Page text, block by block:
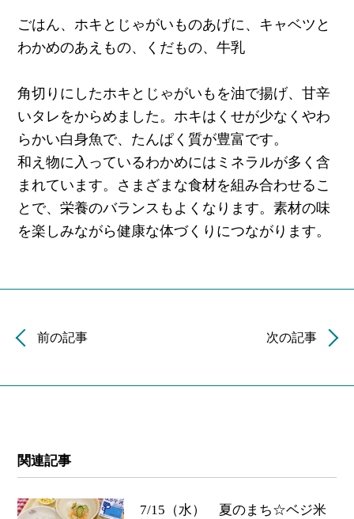
ごはん、ホキとじゃがいものあげに、キャベツと
わかめのあえもの、くだもの、牛乳
角切りにしたホキとじゃがいもを油で揚げ、甘辛
いタレをからめました。ホキはくせが少なくやわ
らかい白身魚で、たんぱく質が豊富です。
和え物に入っているわかめにはミネラルが多く含
まれています。さまざまな食材を組み合わせるこ
とで、栄養のバランスもよくなります。素材の味
を楽しみながら健康な体づくりにつながります。
前の記事 次の記事
関連記事
7/15（水） 夏のまち☆ベジ米